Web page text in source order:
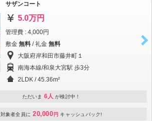
サザンコート
5.0万円
管理費 : 4,000円
敷金 無料 / 礼金 無料
大阪府岸和田市藤井町１
南海本線/和泉大宮駅 歩3分
2LDK / 45.36m²
ただいま 6人 が検討中！
対象者全員に 20,000 円 キャッシュバック!